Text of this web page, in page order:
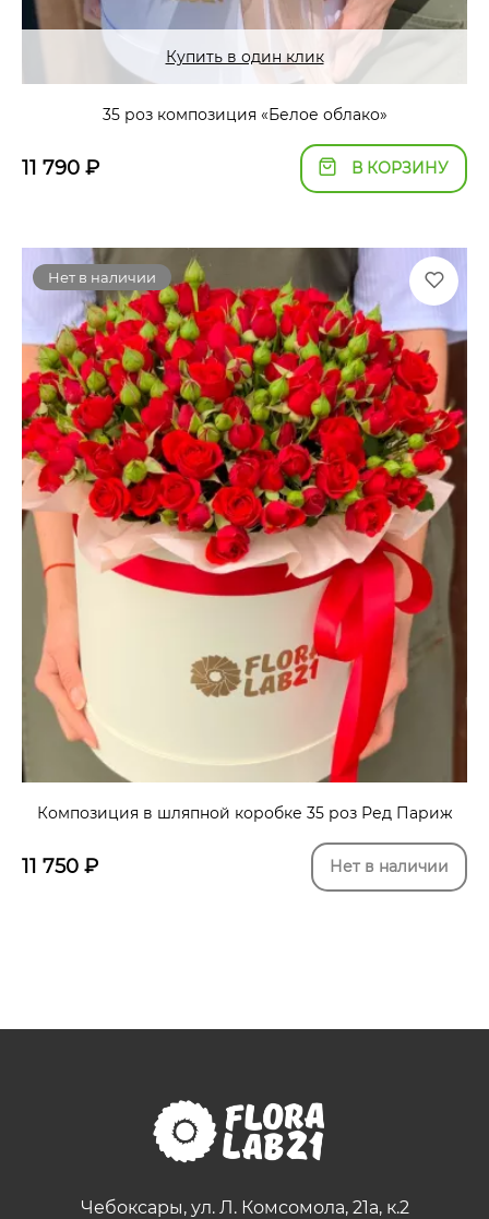
Купить в один клик
35 роз композиция «Белое облако»
11 790 ₽ В КОРЗИНУ
Нет в наличии
Композиция в шляпной коробке 35 роз Ред Париж
11 750 ₽ Нет в наличии
Чебоксары, ул. Л. Комсомола, 21а, к.2